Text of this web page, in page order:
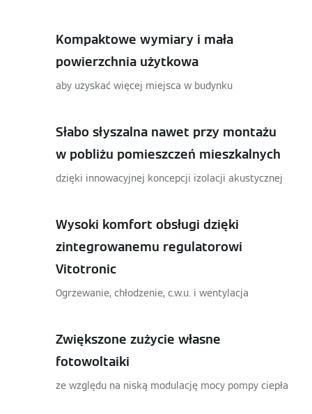
Kompaktowe wymiary i mała
powierzchnia użytkowa
aby uzyskać więcej miejsca w budynku
Słabo słyszalna nawet przy montażu
w pobliżu pomieszczeń mieszkalnych
dzięki innowacyjnej koncepcji izolacji akustycznej
Wysoki komfort obsługi dzięki
zintegrowanemu regulatorowi
Vitotronic
Ogrzewanie, chłodzenie, c.w.u. i wentylacja
Zwiększone zużycie własne
fotowoltaiki
ze względu na niską modulację mocy pompy ciepła